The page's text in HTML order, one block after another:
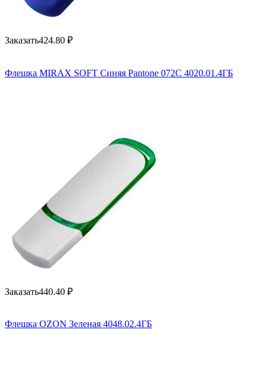
Заказать424.80 ₽
Флешка MIRAX SOFT Синяя Pantone 072C 4020.01.4ГБ
Заказать440.40 ₽
Флешка OZON Зеленая 4048.02.4ГБ